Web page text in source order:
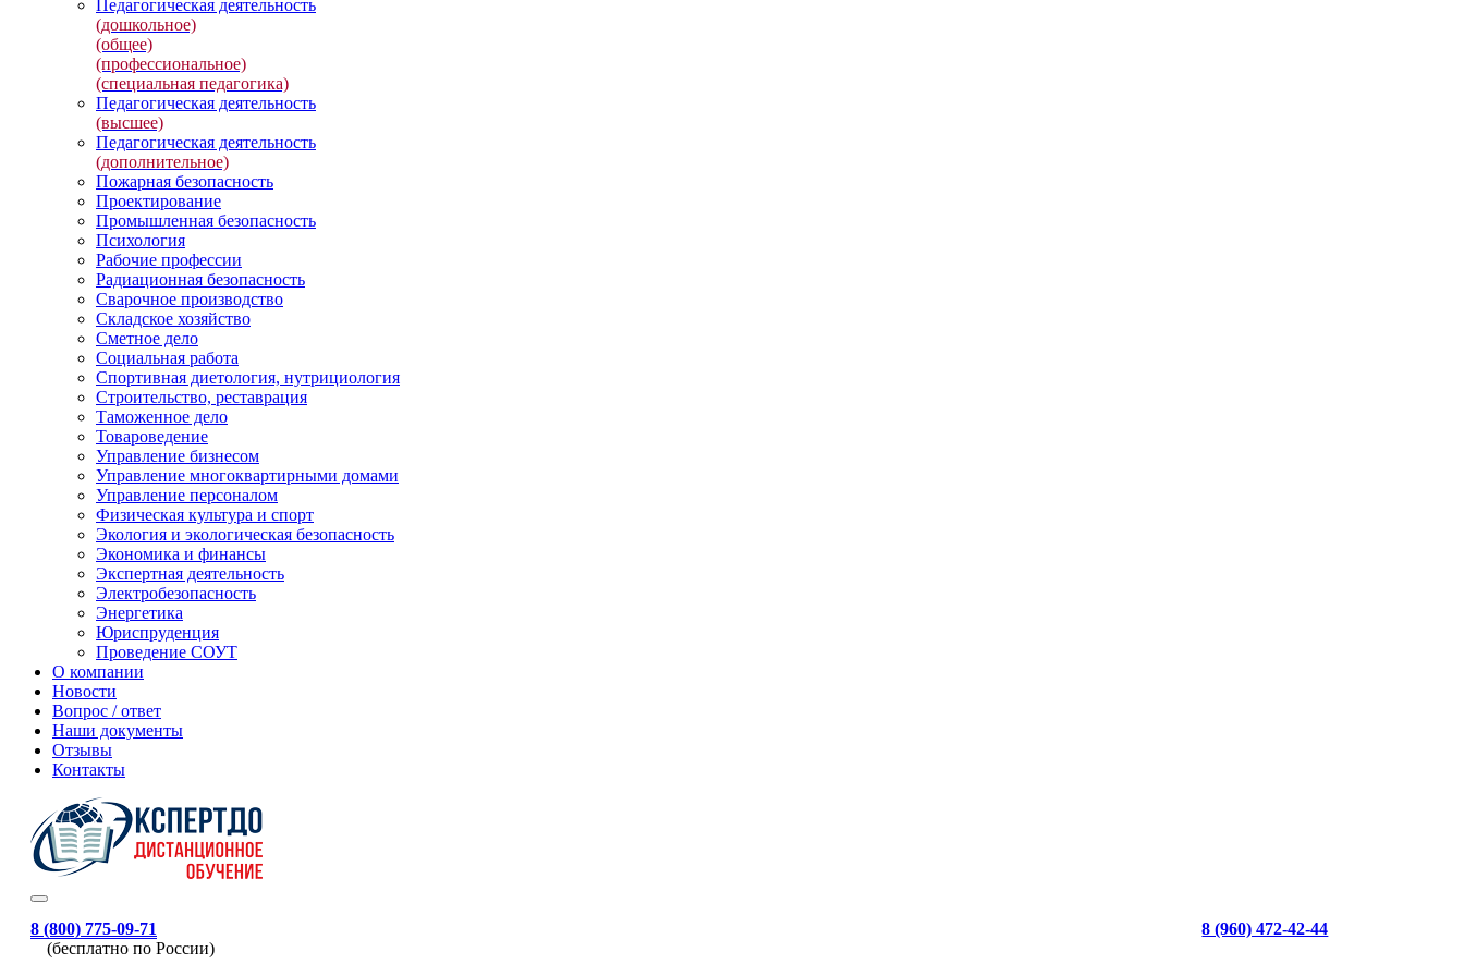
Педагогическая деятельность
(дошкольное)
(общее)
(профессиональное)
(специальная педагогика)
Педагогическая деятельность
(высшее)
Педагогическая деятельность
(дополнительное)
Пожарная безопасность
Проектирование
Промышленная безопасность
Психология
Рабочие профессии
Радиационная безопасность
Сварочное производство
Складское хозяйство
Сметное дело
Социальная работа
Спортивная диетология, нутрициология
Строительство, реставрация
Таможенное дело
Товароведение
Управление бизнесом
Управление многоквартирными домами
Управление персоналом
Физическая культура и спорт
Экология и экологическая безопасность
Экономика и финансы
Экспертная деятельность
Электробезопасность
Энергетика
Юриспруденция
Проведение СОУТ
О компании
Новости
Вопрос / ответ
Наши документы
Отзывы
Контакты
8 (800) 775-09-71
(бесплатно по России)
8 (960) 472-42-44